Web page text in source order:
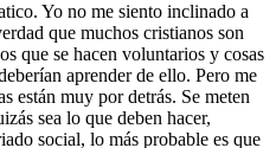
Yo no me siento inclinado a
que muchos cristianos son
que se hacen voluntarios y cosas
aprender de ello. Pero me
están muy por detrás. Se meten
sea lo que deben hacer,
social, lo más probable es que